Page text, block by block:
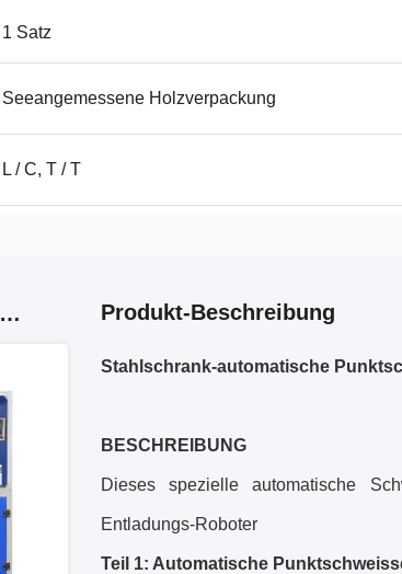
1 Satz
Seeangemessene Holzverpackung
L / C, T / T
VERWANDTE PRODUKTE Produkt-Beschreibung
Stahlschrank-automatische
BESCHREIBUNG
Dieses spezielle automatische
Entladungs-Roboter
Teil 1: Automatische